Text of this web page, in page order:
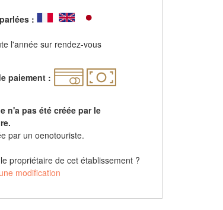
:
l'année sur rendez-vous
paiement :
n'a pas été créée par le
par un oenotouriste.
propriétaire de cet établissement ?
modification